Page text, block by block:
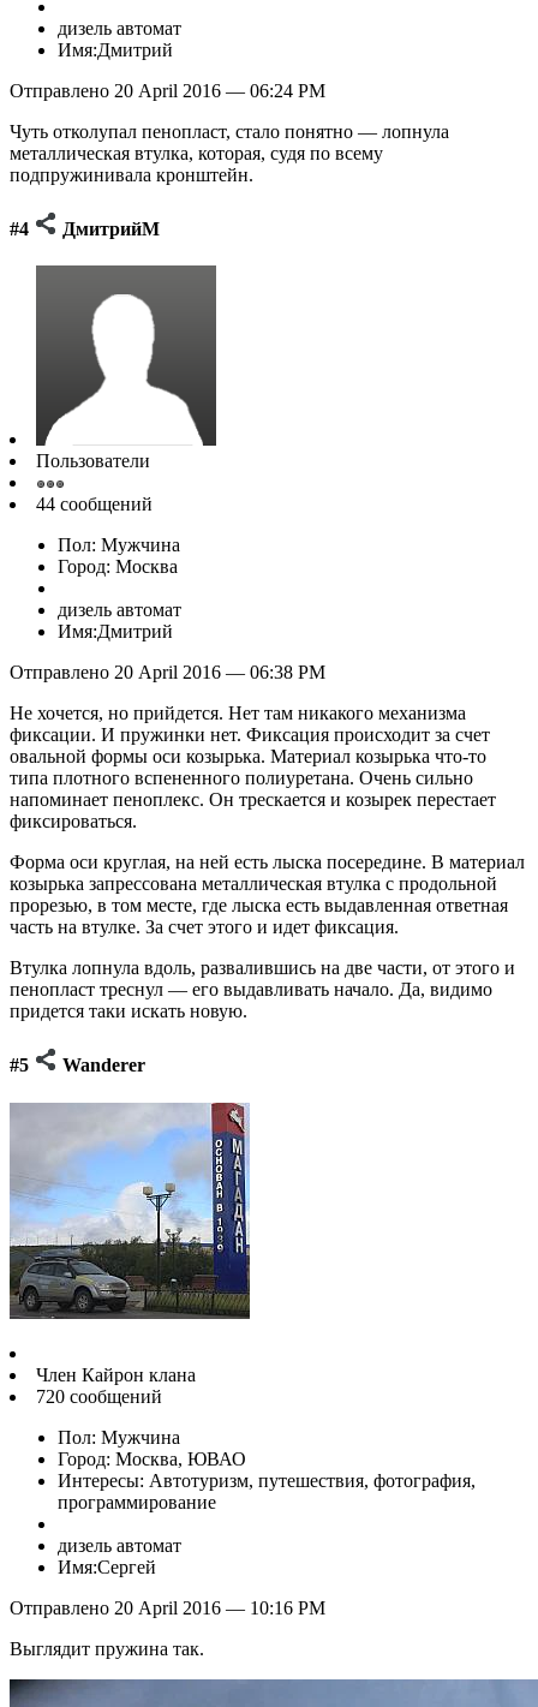
дизель автомат
Имя:Дмитрий
Отправлено 20 April 2016 — 06:24 PM
Чуть отколупал пенопласт, стало понятно — лопнула
металлическая втулка, которая, судя по всему
подпружинивала кронштейн.
#4 ДмитрийМ
Пользователи
44 сообщений
Пол: Мужчина
Город: Москва
дизель автомат
Имя:Дмитрий
Отправлено 20 April 2016 — 06:38 PM
Не хочется, но прийдется. Нет там никакого механизма
фиксации. И пружинки нет. Фиксация происходит за счет
овальной формы оси козырька. Материал козырька что-то
типа плотного вспененного полиуретана. Очень сильно
напоминает пеноплекс. Он трескается и козырек перестает
фиксироваться.
Форма оси круглая, на ней есть лыска посередине. В материал
козырька запрессована металлическая втулка с продольной
прорезью, в том месте, где лыска есть выдавленная ответная
часть на втулке. За счет этого и идет фиксация.
Втулка лопнула вдоль, развалившись на две части, от этого и
пенопласт треснул — его выдавливать начало. Да, видимо
придется таки искать новую.
#5 Wanderer
Член Кайрон клана
720 сообщений
Пол: Мужчина
Город: Москва, ЮВАО
Интересы: Автотуризм, путешествия, фотография,
программирование
дизель автомат
Имя:Сергей
Отправлено 20 April 2016 — 10:16 PM
Выглядит пружина так.